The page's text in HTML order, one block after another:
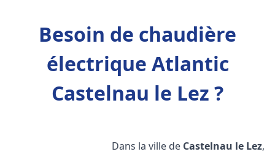
Besoin de chaudière
électrique Atlantic
Castelnau le Lez ?
Dans la ville de Castelnau le Lez,